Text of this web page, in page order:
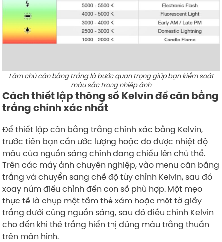
Làm chủ cân bằng trắng là bước quan trọng giúp bạn kiểm soát
màu sắc trong nhiếp ảnh
Cách thiết lập thông số Kelvin để cân bằng
trắng chính xác nhất
Để thiết lập cân bằng trắng chính xác bằng Kelvin,
trước tiên bạn cần ước lượng hoặc đo được nhiệt độ
màu của nguồn sáng chính đang chiếu lên chủ thể.
Trên các máy ảnh chuyên nghiệp, vào menu cân bằng
trắng và chuyển sang chế độ tùy chỉnh Kelvin, sau đó
xoay núm điều chỉnh đến con số phù hợp. Một mẹo
thực tế là chụp một tấm thẻ xám hoặc một tờ giấy
trắng dưới cùng nguồn sáng, sau đó điều chỉnh Kelvin
cho đến khi thẻ trắng hiển thị đúng màu trắng thuần
trên màn hình.